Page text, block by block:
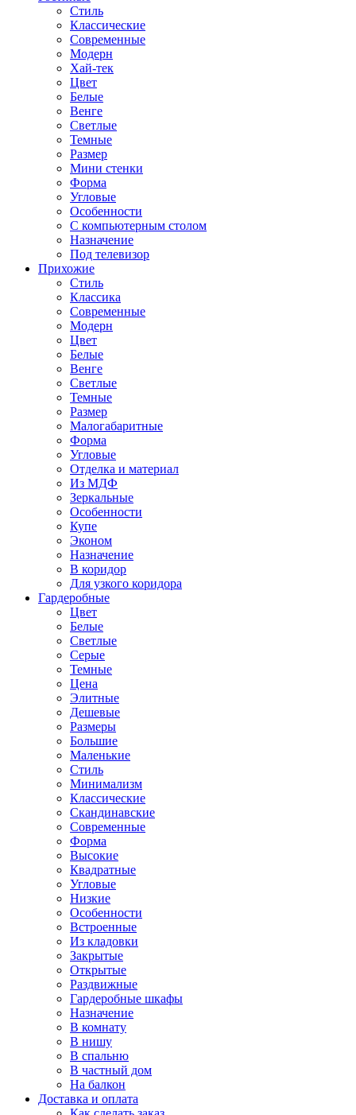
Стиль
Классические
Современные
Модерн
Хай-тек
Цвет
Белые
Венге
Светлые
Темные
Размер
Мини стенки
Форма
Угловые
Особенности
С компьютерным столом
Назначение
Под телевизор
Прихожие
Стиль
Классика
Современные
Модерн
Цвет
Белые
Венге
Светлые
Темные
Размер
Малогабаритные
Форма
Угловые
Отделка и материал
Из МДФ
Зеркальные
Особенности
Купе
Эконом
Назначение
В коридор
Для узкого коридора
Гардеробные
Цвет
Белые
Светлые
Серые
Темные
Цена
Элитные
Дешевые
Размеры
Большие
Маленькие
Стиль
Минимализм
Классические
Скандинавские
Современные
Форма
Высокие
Квадратные
Угловые
Низкие
Особенности
Встроенные
Из кладовки
Закрытые
Открытые
Раздвижные
Гардеробные шкафы
Назначение
В комнату
В нишу
В спальню
В частный дом
На балкон
Доставка и оплата